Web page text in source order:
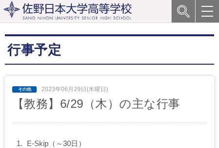
行事予定
2023年06月29日(木曜日)
【教務】6/29（木）の主な行事
E-Skip（～30日）